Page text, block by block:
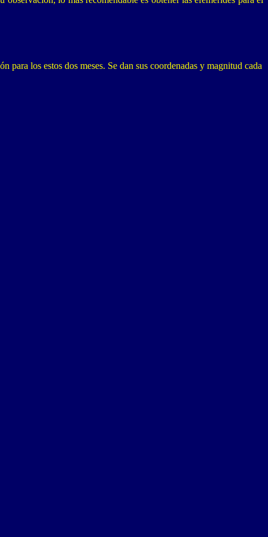
para los estos dos meses. Se dan sus coordenadas y magnitud cada